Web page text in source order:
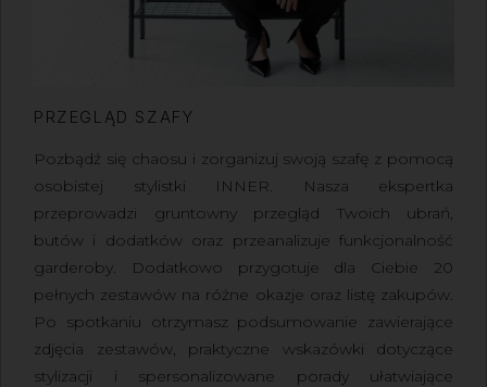
PRZEGLĄD SZAFY
Pozbądź się chaosu i zorganizuj swoją szafę z pomocą
osobistej stylistki INNER. Nasza ekspertka
przeprowadzi gruntowny przegląd Twoich ubrań,
butów i dodatków oraz przeanalizuje funkcjonalność
garderoby. Dodatkowo przygotuje dla Ciebie 20
pełnych zestawów na różne okazje oraz listę zakupów.
Po spotkaniu otrzymasz podsumowanie zawierające
zdjęcia zestawów, praktyczne wskazówki dotyczące
stylizacji i spersonalizowane porady ułatwiające